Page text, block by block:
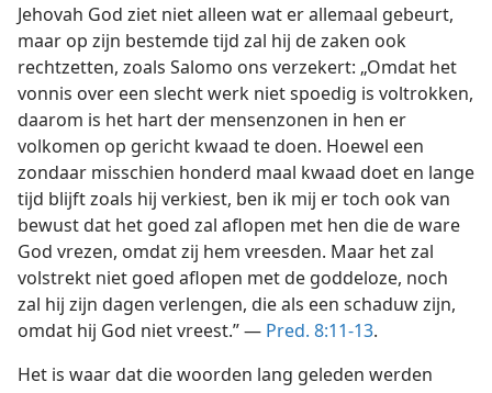
Jehovah God ziet niet alleen wat er allemaal gebeurt,
maar op zijn bestemde tijd zal hij de zaken ook
rechtzetten, zoals Salomo ons verzekert: „Omdat het
vonnis over een slecht werk niet spoedig is voltrokken,
daarom is het hart der mensenzonen in hen er
volkomen op gericht kwaad te doen. Hoewel een
zondaar misschien honderd maal kwaad doet en lange
tijd blijft zoals hij verkiest, ben ik mij er toch ook van
bewust dat het goed zal aflopen met hen die de ware
God vrezen, omdat zij hem vreesden. Maar het zal
volstrekt niet goed aflopen met de goddeloze, noch
zal hij zijn dagen verlengen, die als een schaduw zijn,
omdat hij God niet vreest.” — Pred. 8:11-13.
Het is waar dat die woorden lang geleden werden